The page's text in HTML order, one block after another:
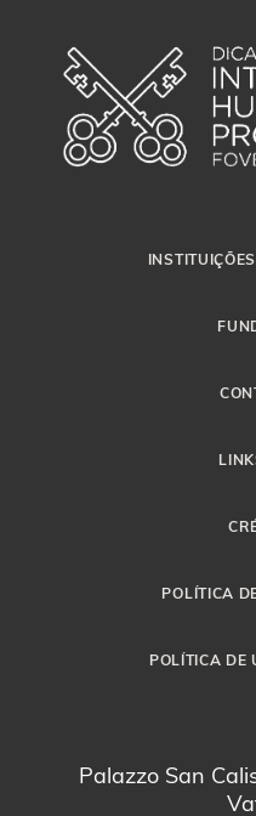
POLÍTICA
POLÍTICA DE
Palazzo San